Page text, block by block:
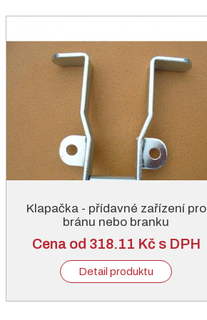
Klapačka - přídavné zařízení pro
bránu nebo branku
Cena od 318.11 Kč s DPH
Detail produktu